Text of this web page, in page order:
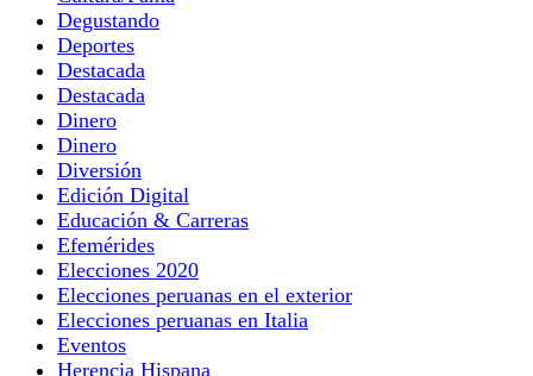
Degustando
Deportes
Destacada
Destacada
Dinero
Dinero
Diversión
Edición Digital
Educación & Carreras
Efemérides
Elecciones 2020
Elecciones peruanas en el exterior
Elecciones peruanas en Italia
Eventos
Herencia Hispana